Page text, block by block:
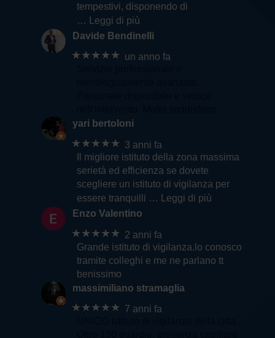
tempestivi, disponendo di
… Leggi di più
Davide Bendinelli
★★★★★ un anno fa
yari bertoloni
★★★★★ 3 anni fa
Il migliore istituto della zona massima
serietà ed efficienza se dovete
scegliere un istituto di vigilanza per
essere tranquilli … Leggi di più
Enzo Valentino
★★★★★ 2 anni fa
Grande istituto di vigilanza.lo conosco
tramite colleghi e me ne parlano tt
benissimo
massimiliano stramaglia
★★★★★ 7 anni fa